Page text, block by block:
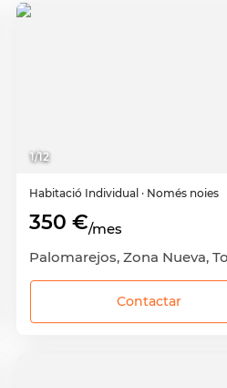
1/12
Habitació Individual · Només noies
350 €/mes
Contactar